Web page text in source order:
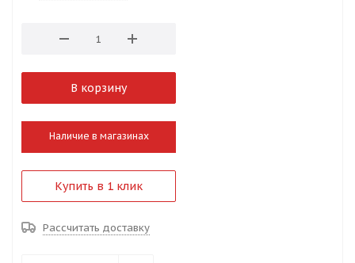
В корзину
Наличие в магазинах
Купить в 1 клик
Рассчитать доставку